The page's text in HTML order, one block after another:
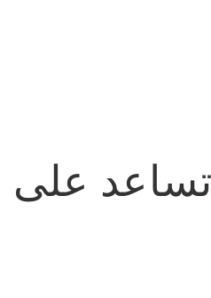
تساعد